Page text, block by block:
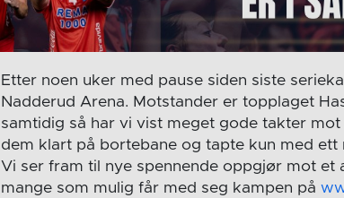
Etter noen uker med pause siden siste
Nadderud Arena. Motstander er topplaget
samtidig så har vi vist meget gode takter
dem klart på bortebane og tapte kun med
Vi ser fram til nye spennende oppgjør mot et
mange som mulig får med seg kampen på